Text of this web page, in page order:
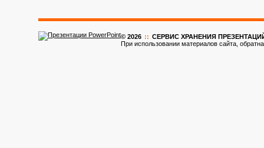
© 2026 :: CЕРВИС ХРАНЕНИЯ ПРЕЗЕНТАЦИЙ
При использовании материалов сайта,